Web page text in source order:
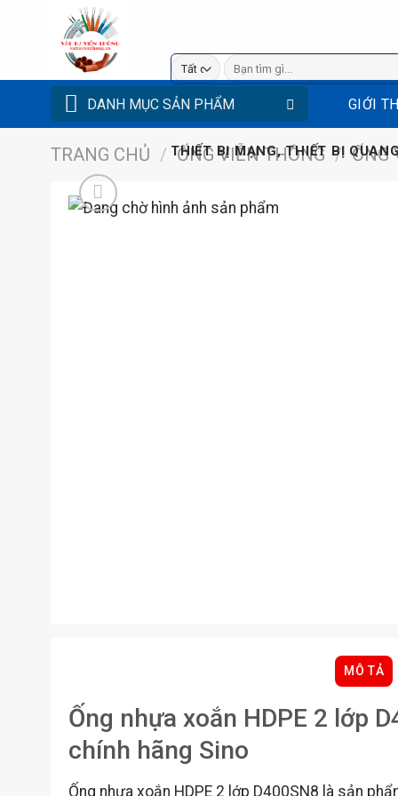
Tìm
kiếm:
THIẾT BỊ MẠNG, THIẾT BỊ
DANH MỤC SẢN PHẨM GIỚI
TRANG CHỦ / ỐNG VIỄN THÔNG / ỐNG
MÔ TẢ
Ống nhựa xoắn HDPE 2 lớp
chính hãng Sino
Ống nhựa xoắn HDPE 2 lớp D400SN8 là sản